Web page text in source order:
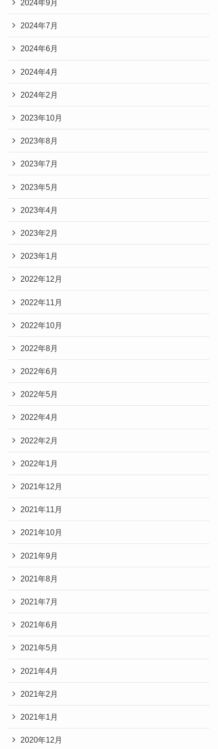
2024年9月
2024年7月
2024年6月
2024年4月
2024年2月
2023年10月
2023年8月
2023年7月
2023年5月
2023年4月
2023年2月
2023年1月
2022年12月
2022年11月
2022年10月
2022年8月
2022年6月
2022年5月
2022年4月
2022年2月
2022年1月
2021年12月
2021年11月
2021年10月
2021年9月
2021年8月
2021年7月
2021年6月
2021年5月
2021年4月
2021年2月
2021年1月
2020年12月